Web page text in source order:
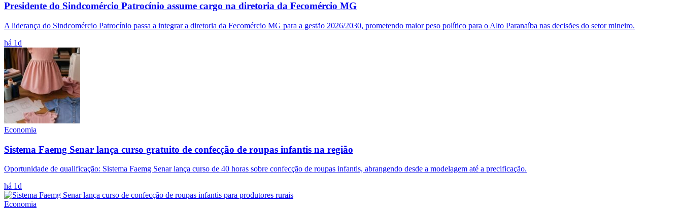
Presidente do Sindcomércio Patrocínio assume cargo na diretoria da Fecomércio MG
A liderança do Sindcomércio Patrocínio passa a integrar a diretoria da Fecomércio MG para a gestão 2026/2030, prometendo maior peso político para o Alto Paranaíba nas decisões do setor mineiro.
há 1d
Economia
Sistema Faemg Senar lança curso gratuito de confecção de roupas infantis na região
Oportunidade de qualificação: Sistema Faemg Senar lança curso de 40 horas sobre confecção de roupas infantis, abrangendo desde a modelagem até a precificação.
há 1d
Economia